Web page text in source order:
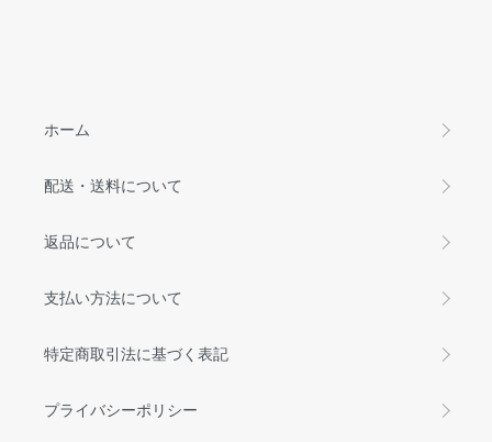
ホーム
配送・送料について
返品について
支払い方法について
特定商取引法に基づく表記
プライバシーポリシー